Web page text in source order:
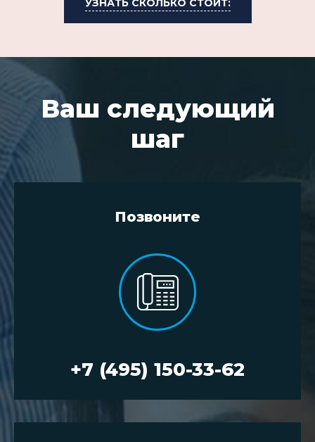
Ваш следующий
шаг
Позвоните
+7 (495) 150-33-62